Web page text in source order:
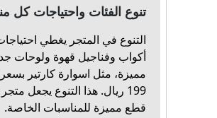
تنوع الفئات واحتياجات كل
التنوع في المتجر يغطي
أكواب وفناجيل قهوة ولوحات
199 ريال. هذا التنوع يجعل
قطع مميزة للمناسبات الخاصة.